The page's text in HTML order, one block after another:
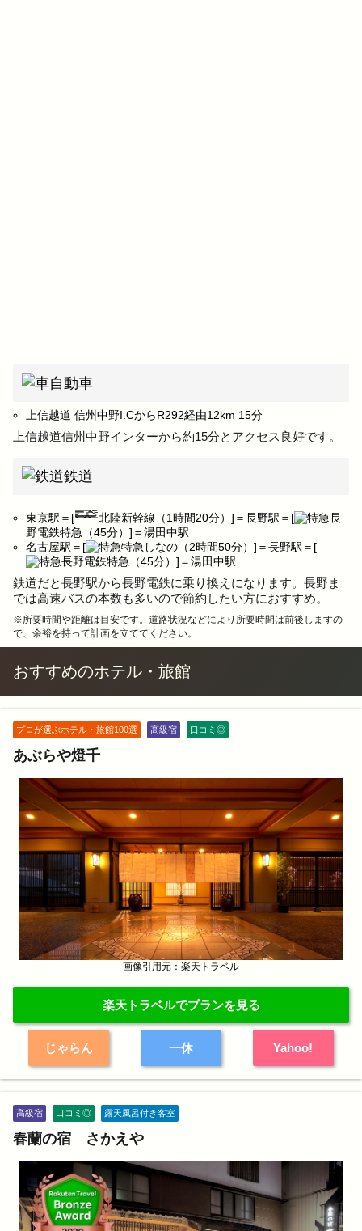
自動車
上信越道 信州中野I.CからR292経由12km 15分
上信越道信州中野インターから約15分とアクセス良好です。
鉄道
東京駅＝[ 北陸新幹線（1時間20分）]＝長野駅＝[
長
野電鉄特急（45分）]＝湯田中駅
名古屋駅＝[
特急しなの（2時間50分）]＝長野駅＝[
長野電鉄特急（45分）]＝湯田中駅
鉄道だと長野駅から長野電鉄に乗り換えになります。長野ま
では高速バスの本数も多いので節約したい方におすすめ。
※所要時間や距離は目安です。道路状況などにより所要時間は前後しますの
で、余裕を持って計画を立ててください。
おすすめのホテル・旅館
プロが選ぶホテル・旅館100選 高級宿 口コミ◎
あぶらや燈千
画像引用元：楽天トラベル
楽天トラベルでプランを見る
じゃらん 一休 Yahoo!
高級宿 口コミ◎ 露天風呂付き客室
春蘭の宿 さかえや